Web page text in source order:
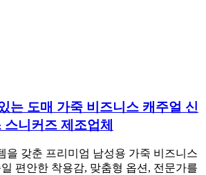
는 도매 가죽 비즈니스 캐주얼 신
니커즈 제조업체
을 갖춘 프리미엄 남성용 가죽 비즈니스
편안한 착용감, 맞춤형 옵션, 전문가를